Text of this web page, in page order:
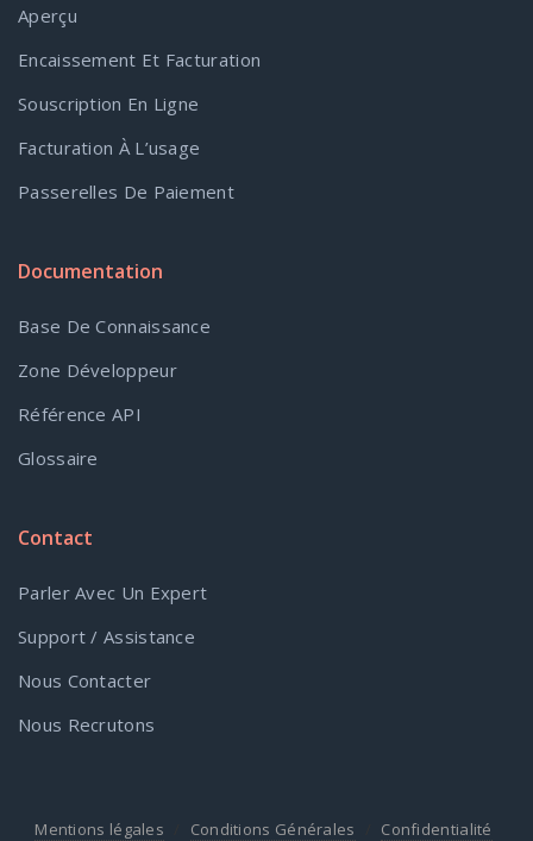
Aperçu
Encaissement Et Facturation
Souscription En Ligne
Facturation À L’usage
Passerelles De Paiement
Documentation
Base De Connaissance
Zone Développeur
Référence API
Glossaire
Contact
Parler Avec Un Expert
Support / Assistance
Nous Contacter
Nous Recrutons
Mentions légales Conditions Générales Confidentialité